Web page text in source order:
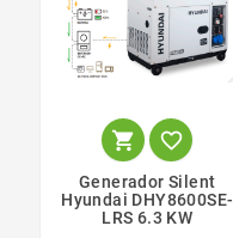
 
Generador Silent
Hyundai DHY8600SE-
LRS 6.3 KW